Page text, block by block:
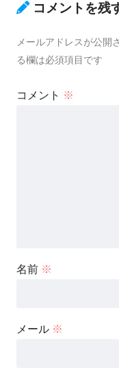
コメントを残
メールアドレスが公開
る欄は必須項目です
コメント ※
名前 ※
メール ※